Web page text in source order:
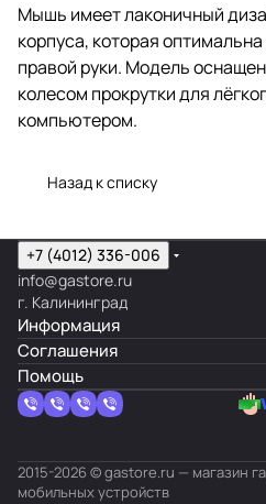
Мышь имеет лаконичный
корпуса, которая
правой руки. Модель
колесом прокрутки для
компьютером.
Назад к списку
+7 (4012) 336-006
info@gastore.ru
г. Калининград
Информация
Соглашения
Помощь
2015-2026 © gastore.ru — магазин
мобильных устройств